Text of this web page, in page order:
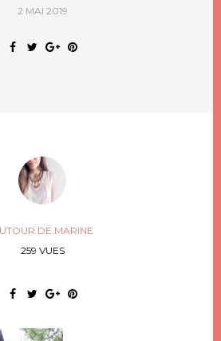
2 MAI 2019
DE MARINE
259 VUES